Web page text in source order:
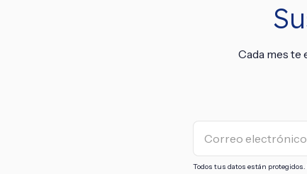
Cada mes
Todos tus datos están